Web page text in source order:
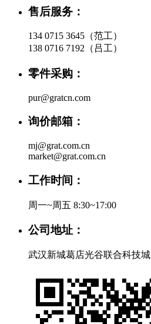
售后服务：
134 0715 3645（范工）
138 0716 7192（吕工）
零件采购：
pur@gratcn.com
询价邮箱：
mj@grat.com.cn
market@grat.com.cn
工作时间：
周一~周五 8:30~17:00
公司地址：
武汉新城葛店光谷联合科技城